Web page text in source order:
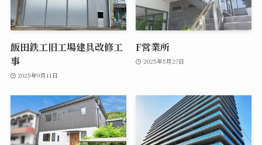
飯田鉄工旧工場建具改修工
事
2025年9月11日
F営業所
2025年5月27日